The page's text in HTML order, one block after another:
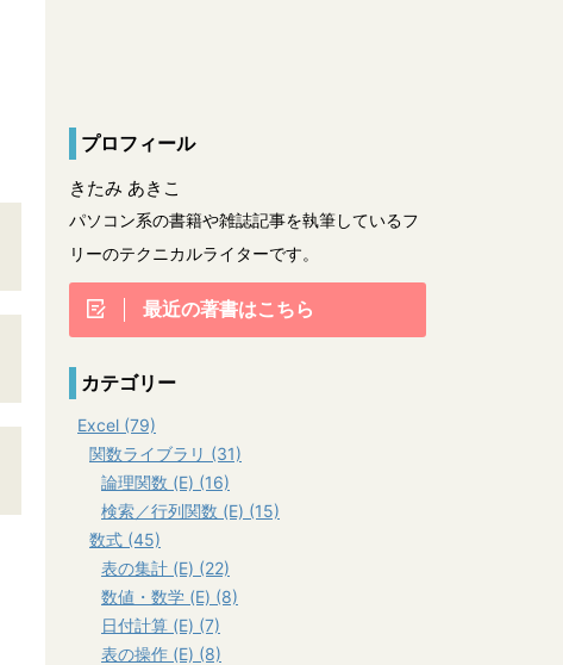
プロフィール
きたみ あきこ
パソコン系の書籍や雑誌記事を執筆しているフ
リーのテクニカルライターです。
最近の著書はこちら
カテゴリー
Excel (79)
関数ライブラリ (31)
論理関数 (E) (16)
検索／行列関数 (E) (15)
数式 (45)
表の集計 (E) (22)
数値・数学 (E) (8)
日付計算 (E) (7)
表の操作 (E) (8)